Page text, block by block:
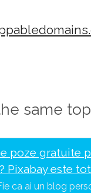
same
poze gratuite
Pixabay este
ca ai un blog